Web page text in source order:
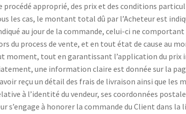
approprié, des prix et des conditions
les cas, le montant total dû par l’Acheteur est
au jour de la commande, celui-ci ne
du process de vente, et en tout état de cause au
moment, tout en garantissant l’application du prix
une information claire est donnée sur la
reçu un détail des frais de livraison ainsi que les
à l’identité du vendeur, ses coordonnées
s’engage à honorer la commande du Client dans